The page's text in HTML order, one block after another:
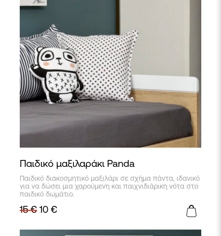
Παιδικό μαξιλαράκι Panda
Παιδικό διακοσμητικό μαξιλάρι σε σχήμα πάντα, ιδανικό
για να δώσει μια χαρούμενη και παιχνιδιάρικη νότα στο
παιδικό δωμάτιο.
15€ 10 €